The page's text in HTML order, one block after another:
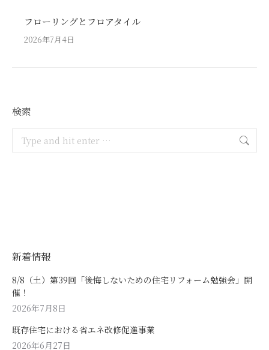
フローリングとフロアタイル
2026年7月4日
検索
新着情報
8/8（土）第39回「後悔しないための住宅リフォーム勉強会」開
催！
2026年7月8日
既存住宅における省エネ改修促進事業
2026年6月27日